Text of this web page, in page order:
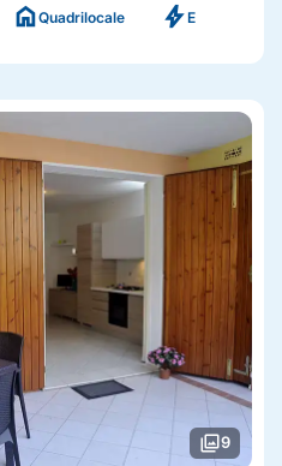
homeQuadrilocale boltE
photo_library9